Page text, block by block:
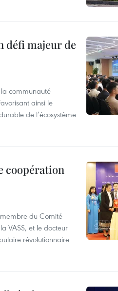
défi majeur de
communauté
ainsi le
de l’écosystème
coopération
du Comité
VASS, et le docteur
révolutionnaire